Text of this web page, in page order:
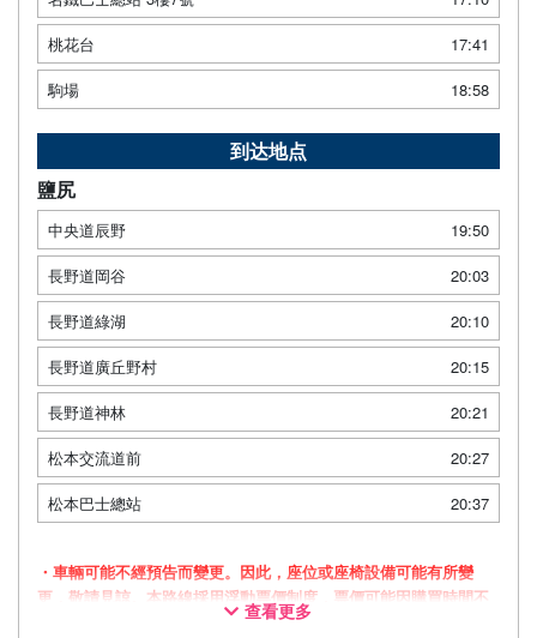
桃花台
17:41
駒場
18:58
到达地点
鹽尻
中央道辰野
19:50
長野道岡谷
20:03
長野道綠湖
20:10
長野道廣丘野村
20:15
長野道神林
20:21
松本交流道前
20:27
松本巴士總站
20:37
・車輛可能不經預告而變更。因此，座位或座椅設備可能有所變
更，敬請見諒。本路線採用浮動票價制度，票價可能因購買時間不
查看更多